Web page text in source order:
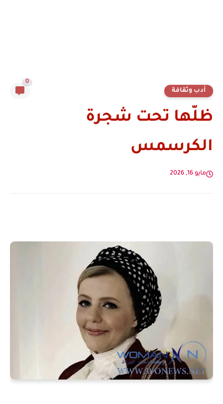
أدب وثقافة
0
ظلّها تحت شجرة
الكرسمس
مايو 16, 2026